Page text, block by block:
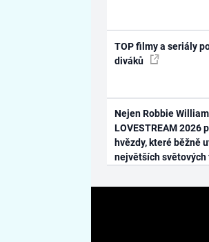
TOP filmy a seriály
diváků
Nejen Robbie
LOVESTREAM 2026
hvězdy, které běžně
největších